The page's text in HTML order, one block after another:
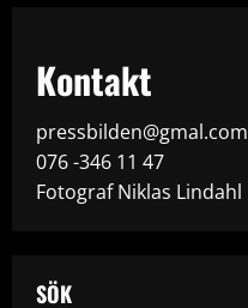
Kontakt
pressbilden@gmal.com
076 -346 11 47
Fotograf Niklas Lindahl
SÖK